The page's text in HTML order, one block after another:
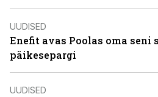
UUDISED
Enefit avas Poolas oma seni
päikesepargi
UUDISED